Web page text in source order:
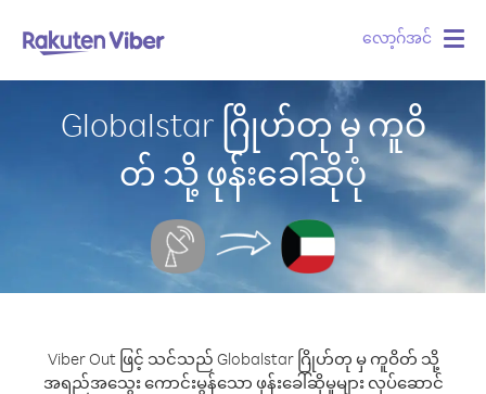
လော့ဂ်အင်
Globalstar ဂြိုဟ်တု မှ ကူဝိ
တ် သို့ ဖုန်းခေါ်ဆိုပုံ
Viber Out ဖြင့် သင်သည် Globalstar ဂြိုဟ်တု မှ ကူဝိတ် သို့
အရည်အသွေး ကောင်းမွန်သော ဖုန်းခေါ်ဆိုမှုများ လုပ်ဆောင်